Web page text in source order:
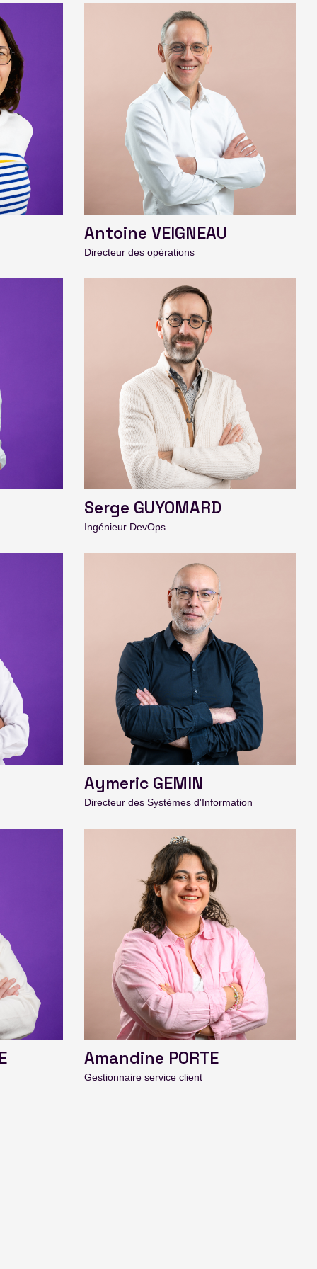
Antoine VEIGNEAU
Directeur des opérations
Serge GUYOMARD
Ingénieur DevOps
Aymeric GEMIN
Directeur des Systèmes d'Information
Amandine PORTE
Gestionnaire service client